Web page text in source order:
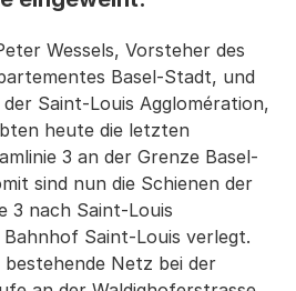
Wessels, Vorsteher des
Basel-Stadt, und
Saint-Louis Agglomération,
heute die letzten
3 an der Grenze Basel-
sind nun die Schienen der
3 nach Saint-Louis
Saint-Louis verlegt.
bestehende Netz bei der